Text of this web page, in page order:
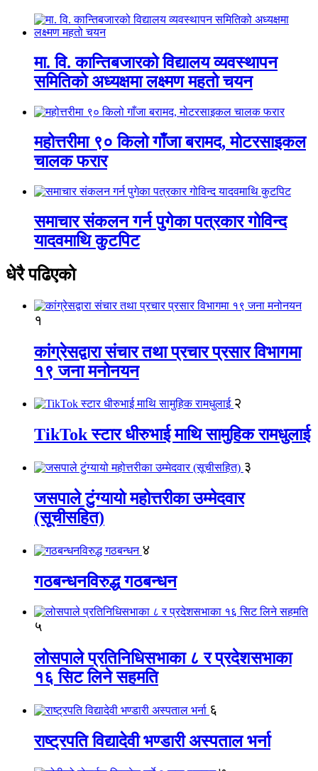
मा. वि. कान्तिबजारको विद्यालय व्यवस्थापन
समितिको अध्यक्षमा लक्ष्मण महतो चयन
महोत्तरीमा ९० किलो गाँजा बरामद, मोटरसाइकल
चालक फरार
समाचार संकलन गर्न पुगेका पत्रकार गोविन्द
यादवमाथि कुटपिट
धेरै पढिएको
१
कांग्रेसद्वारा संचार तथा प्रचार प्रसार विभागमा
१९ जना मनोनयन
२
TikTok स्टार धीरुभाई माथि सामुहिक रामधुलाई
३
जसपाले टुंग्यायो महोत्तरीका उम्मेदवार
(सूचीसहित)
४
गठबन्धनविरुद्ध गठबन्धन
५
लोसपाले प्रतिनिधिसभाका ८ र प्रदेशसभाका
१६ सिट लिने सहमति
६
राष्ट्रपति विद्यादेवी भण्डारी अस्पताल भर्ना